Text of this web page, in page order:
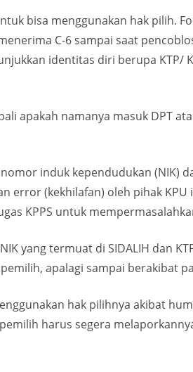
bisa menggunakan hak pilih.
C-6 sampai saat
identitas diri berupa
apakah namanya masuk DPT
induk kependudukan (NIK)
error (kekhilafan) oleh pihak
KPPS untuk
yang termuat di SIDALIH dan
apalagi sampai berakibat
hak pilihnya akibat
harus segera